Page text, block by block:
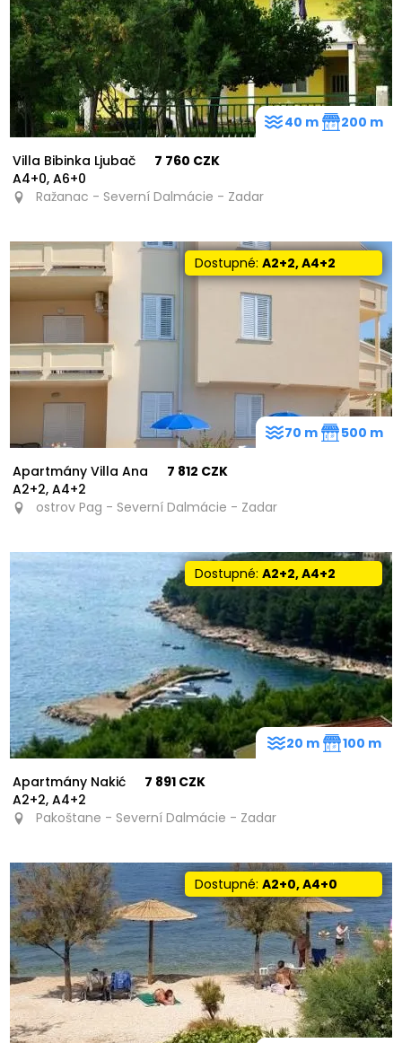
Villa Bibinka Ljubač
A4+0, A6+0
7 760 CZK
Ražanac - Severní Dalmácie - Zadar
40 m 200 m
Dostupné:A2+2, A4+2
Apartmány Villa Ana
A2+2, A4+2
7 812 CZK
ostrov Pag - Severní Dalmácie - Zadar
70 m 500 m
Dostupné:A2+2, A4+2
Apartmány Nakić
A2+2, A4+2
7 891 CZK
Pakoštane - Severní Dalmácie - Zadar
20 m 100 m
Dostupné:A2+0, A4+0